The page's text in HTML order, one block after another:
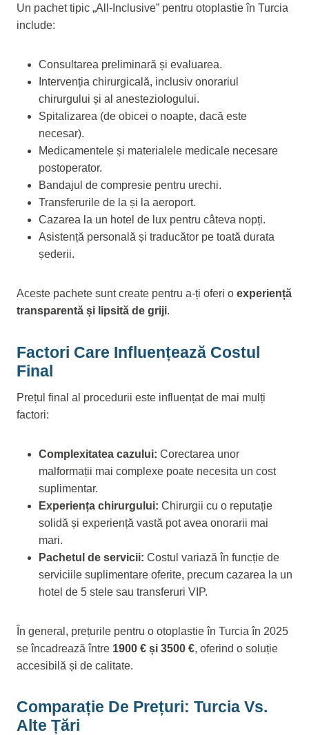
Un pachet tipic „All-Inclusive” pentru otoplastie în Turcia
include:
Consultarea preliminară și evaluarea.
Intervenția chirurgicală, inclusiv onorariul
chirurgului și al anesteziologului.
Spitalizarea (de obicei o noapte, dacă este
necesar).
Medicamentele și materialele medicale necesare
postoperator.
Bandajul de compresie pentru urechi.
Transferurile de la și la aeroport.
Cazarea la un hotel de lux pentru câteva nopți.
Asistență personală și traducător pe toată durata
șederii.
Aceste pachete sunt create pentru a-ți oferi o experiență
transparentă și lipsită de griji.
Factori Care Influențează Costul
Final
Prețul final al procedurii este influențat de mai mulți
factori:
Complexitatea cazului: Corectarea unor
malformații mai complexe poate necesita un cost
suplimentar.
Experiența chirurgului: Chirurgii cu o reputație
solidă și experiență vastă pot avea onorarii mai
mari.
Pachetul de servicii: Costul variază în funcție de
serviciile suplimentare oferite, precum cazarea la un
hotel de 5 stele sau transferuri VIP.
În general, prețurile pentru o otoplastie în Turcia în 2025
se încadrează între 1900 € și 3500 €, oferind o soluție
accesibilă și de calitate.
Comparație De Prețuri: Turcia Vs.
Alte Țări